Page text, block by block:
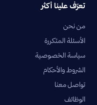
تعرّف علينا أكثر
من نحن
الأسئلة المتكررة
سياسة الخصوصية
الشروط والأحكام
تواصل معنا
الوظائف